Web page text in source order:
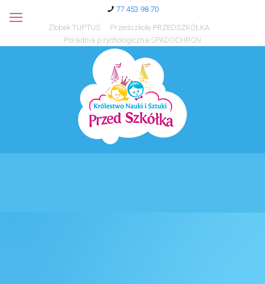
77 453 98 70
Żłobek TUPTUŚ
Przedszkole PRZEDSZKÓŁKA
Poradnia psychologiczna SPADOCHRON